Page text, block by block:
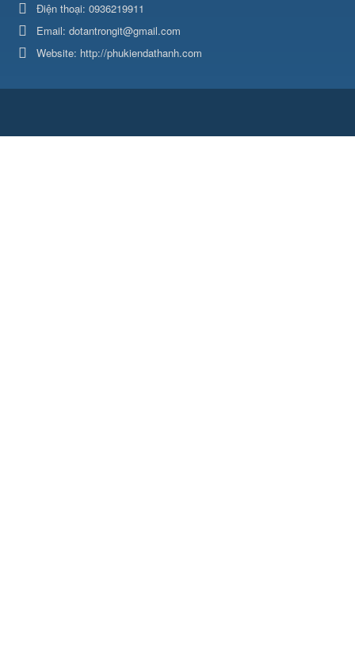
Điện thoại: 0936219911
Email: dotantrongit@gmail.com
Website: http://phukiendathanh.com